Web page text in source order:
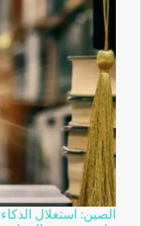
الصين: استغلال